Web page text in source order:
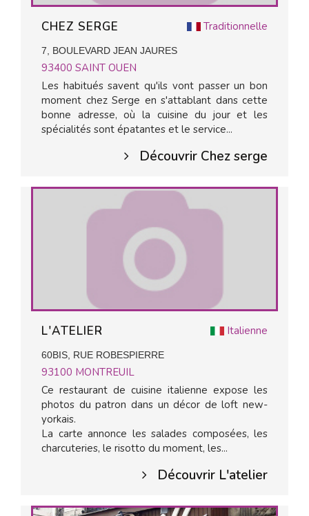
Traditionnelle
CHEZ SERGE
7, BOULEVARD JEAN JAURES
93400 SAINT OUEN
Les habitués savent qu'ils vont passer un bon
moment chez Serge en s'attablant dans cette
bonne adresse, où la cuisine du jour et les
spécialités sont épatantes et le service...
Découvrir Chez serge
Italienne
L'ATELIER
60BIS, RUE ROBESPIERRE
93100 MONTREUIL
Ce restaurant de cuisine italienne expose les
photos du patron dans un décor de loft new-
yorkais.
La carte annonce les salades composées, les
charcuteries, le risotto du moment, les...
Découvrir L'atelier